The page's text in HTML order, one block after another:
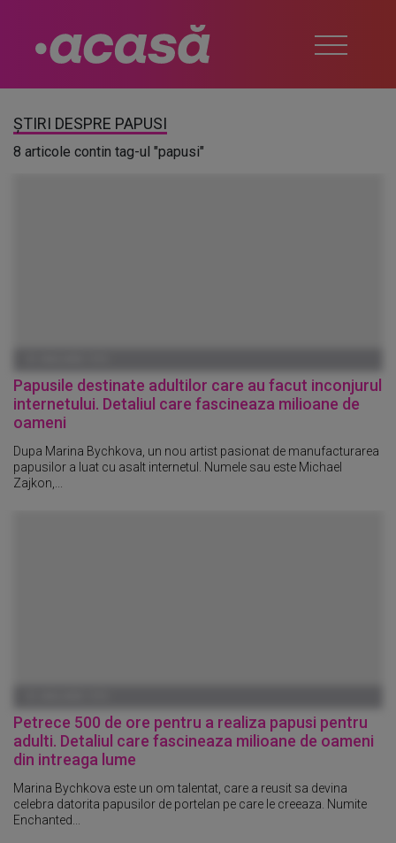
ȘTIRI DESPRE PAPUSI
8 articole contin tag-ul "papusi"
Papusile destinate adultilor care au facut inconjurul
internetului. Detaliul care fascineaza milioane de
oameni
Dupa Marina Bychkova, un nou artist pasionat de manufacturarea
papusilor a luat cu asalt internetul. Numele sau este Michael
Zajkon,...
Petrece 500 de ore pentru a realiza papusi pentru
adulti. Detaliul care fascineaza milioane de oameni
din intreaga lume
Marina Bychkova este un om talentat, care a reusit sa devina
celebra datorita papusilor de portelan pe care le creeaza. Numite
Enchanted...